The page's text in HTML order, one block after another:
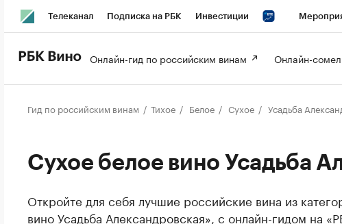
Телеканал Подписка на РБК Инвестиции
РБК Вино
Онлайн-гид по российским винам Онлайн-
Гид по российским винам Тихое Белое Сухое Усадьба
Сухое белое вино Усадьба
Откройте для себя лучшие российские вина из
вино Усадьба Александровская», с онлайн-гидом на